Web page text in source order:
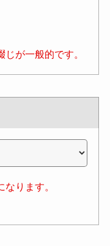
が一般的です。
ります。